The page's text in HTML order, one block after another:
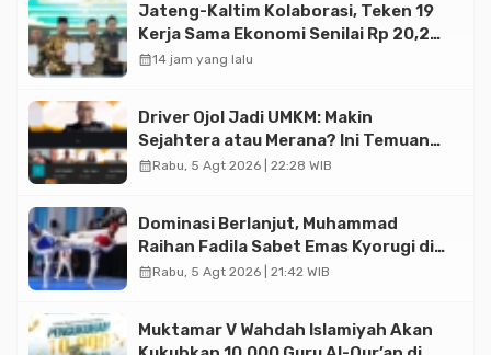
Jateng-Kaltim Kolaborasi, Teken 19
Kerja Sama Ekonomi Senilai Rp 20,2
Triliun
calendar_month14 jam yang lalu
Driver Ojol Jadi UMKM: Makin
Sejahtera atau Merana? Ini Temuan
Diskusi Paramadina
calendar_monthRabu, 5 Agt 2026 | 22:28 WIB
Dominasi Berlanjut, Muhammad
Raihan Fadila Sabet Emas Kyorugi di
Asian Taekwondo Indonesia Open
calendar_monthRabu, 5 Agt 2026 | 21:42 WIB
Muktamar V Wahdah Islamiyah Akan